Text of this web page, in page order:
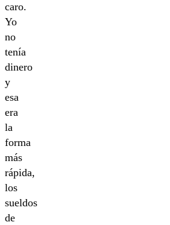
caro.
Yo
no
tenía
dinero
y
esa
era
la
forma
más
rápida,
los
sueldos
de